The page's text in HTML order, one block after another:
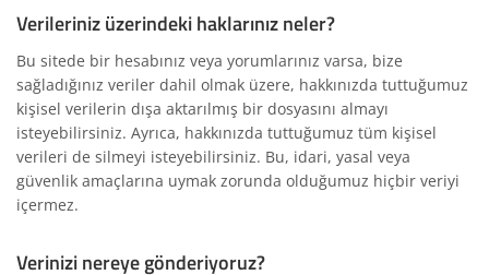
Verileriniz üzerindeki haklarınız neler?
Bu sitede bir hesabınız veya yorumlarınız varsa, bize
sağladığınız veriler dahil olmak üzere, hakkınızda tuttuğumuz
kişisel verilerin dışa aktarılmış bir dosyasını almayı
isteyebilirsiniz. Ayrıca, hakkınızda tuttuğumuz tüm kişisel
verileri de silmeyi isteyebilirsiniz. Bu, idari, yasal veya
güvenlik amaçlarına uymak zorunda olduğumuz hiçbir veriyi
içermez.
Verinizi nereye gönderiyoruz?